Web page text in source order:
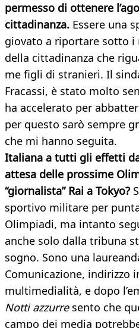
permesso di ottenere
cittadinanza. Essere una
giovato a riportare sotto
della cittadinanza che
me figli di stranieri. Il
Fracassi, è stato molto
ha accelerato per
per questo sarò sempre
che mi hanno seguita.
Italiana a tutti gli effetti
attesa delle prossime
“giornalista” Rai a Tokyo?
sportivo militare per
Olimpiadi, ma intanto
anche solo dalla tribuna
sogno. Sono una
Comunicazione, indirizzo
multimedialità, e dopo
Notti azzurresento che
campo dei media